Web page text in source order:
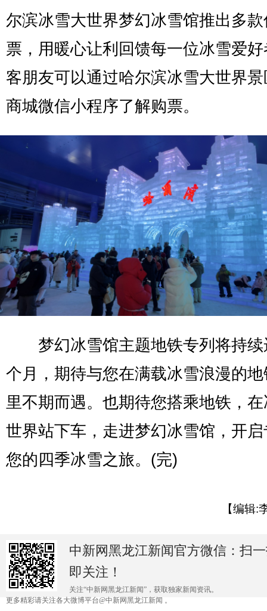
尔滨冰雪大世界梦幻冰雪馆推出多
票，用暖心让利回馈每一位冰雪爱
客朋友可以通过哈尔滨冰雪大世界
商城微信小程序了解购票。
梦幻冰雪馆主题地铁专列将持续
个月，期待与您在满载冰雪浪漫的
里不期而遇。也期待您搭乘地铁，
世界站下车，走进梦幻冰雪馆，开
您的四季冰雪之旅。(完)
【编辑:
中新网黑龙江新闻官方微信：扫
即关注！
关注“中新网黑龙江新闻”，获取独家新闻资讯。
更多精彩请关注各大微博平台@中新网黑龙江新闻 。